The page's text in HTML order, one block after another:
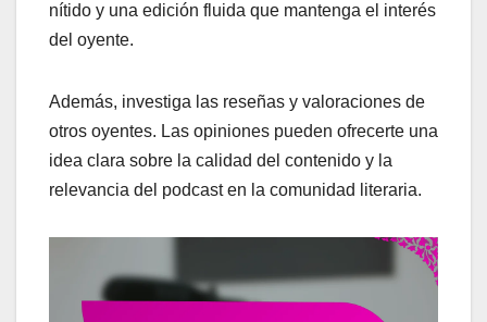
nítido y una edición fluida que mantenga el interés
del oyente.
Además, investiga las reseñas y valoraciones de
otros oyentes. Las opiniones pueden ofrecerte una
idea clara sobre la calidad del contenido y la
relevancia del podcast en la comunidad literaria.